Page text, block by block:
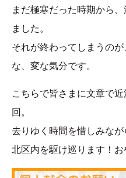
まだ極寒だった時期から
ました。
それが終わってしまうの
な、変な気分です。
こちらで皆さまに文章で
回。
去りゆく時間を惜しみなが
北区内を駆け巡ります！お